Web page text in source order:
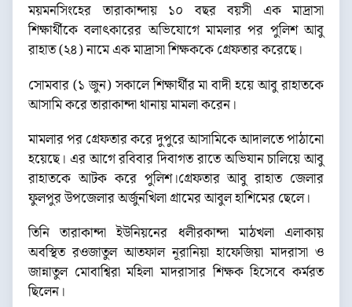
ময়মনসিংহের তারাকান্দায় ১০ বছর বয়সী এক মাদ্রাসা
শিক্ষার্থীকে বলাৎকারের অভিযোগে মামলার পর পুলিশ আবু
রাহাত (২৪) নামে এক মাদ্রাসা শিক্ষককে গ্রেফতার করেছে।
সোমবার (১ জুন) সকালে শিক্ষার্থীর মা বাদী হয়ে আবু রাহাতকে
আসামি করে তারাকান্দা থানায় মামলা করেন।
মামলার পর গ্রেফতার করে দুপুরে আসামিকে আদালতে পাঠানো
হয়েছে। এর আগে রবিবার দিবাগত রাতে অভিযান চালিয়ে আবু
রাহাতকে আটক করে পুলিশ।গ্রেফতার আবু রাহাত জেলার
ফুলপুর উপজেলার অর্জুনখিলা গ্রামের আবুল হাশিমের ছেলে।
তিনি তারাকান্দা ইউনিয়নের ধলীরকান্দা মাঠখলা এলাকায়
অবস্থিত রওজাতুল আতফাল নূরানিয়া হাফেজিয়া মাদরাসা ও
জান্নাতুল মোবাশ্বিরা মহিলা মাদরাসার শিক্ষক হিসেবে কর্মরত
ছিলেন।